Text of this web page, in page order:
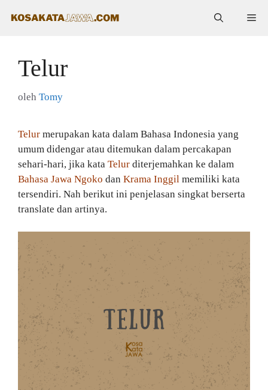
Telur
oleh Tomy
Telur merupakan kata dalam Bahasa Indonesia yang
umum didengar atau ditemukan dalam percakapan
sehari-hari, jika kata Telur diterjemahkan ke dalam
Bahasa Jawa Ngoko dan Krama Inggil memiliki kata
tersendiri. Nah berikut ini penjelasan singkat berserta
translate dan artinya.